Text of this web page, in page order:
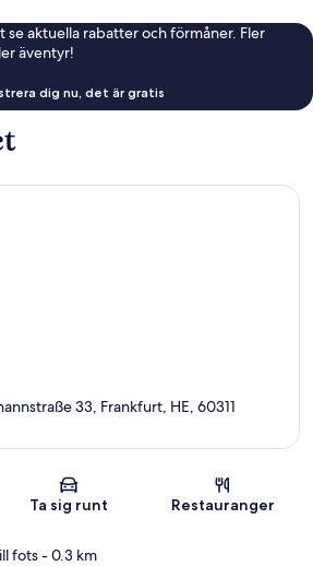
se aktuella rabatter och förmåner. Fler
äventyr!
dig nu, det är gratis
Karta
33, Frankfurt, HE, 60311
Ta sig runt Restauranger
fots- 0.3 km